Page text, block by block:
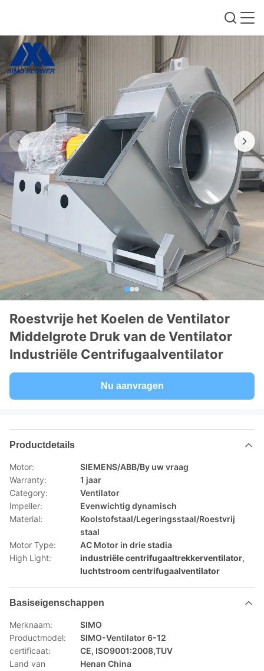
Roestvrije het Koelen de Ventilator
Middelgrote Druk van de Ventilator
Industriële Centrifugaalventilator
Nu aanvragen
Productdetails
Motor:
SIEMENS/ABB/By uw vraag
Warranty:
1 jaar
Category:
Ventilator
Impeller:
Evenwichtig dynamisch
Material:
Koolstofstaal/Legeringsstaal/Roestvrij
staal
Motor Type:
AC Motor in drie stadia
High Light:
industriële centrifugaaltrekkerventilator,
luchtstroom centrifugaalventilator
Basiseigenschappen
Merknaam:
SIMO
Productmodel:
SIMO-Ventilator 6-12
certificaat:
CE, ISO9001:2008,TUV
Land van
Henan China